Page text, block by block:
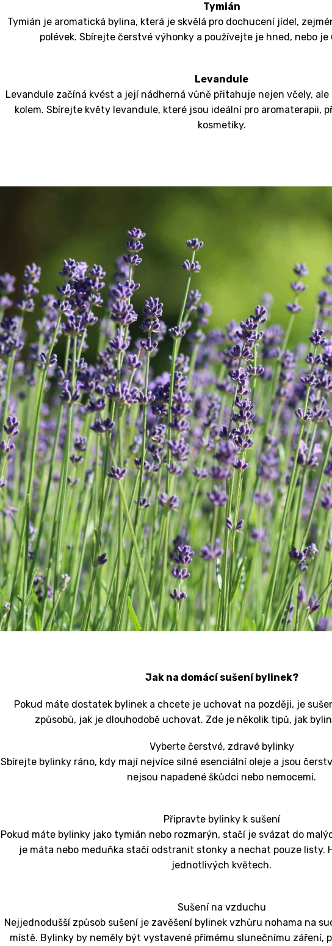
Tymián
Tymián je aromatická bylina, která je skvělá pro dochucení jídel,
polévek. Sbírejte čerstvé výhonky a používejte je hned, nebo je
Levandule
Levandule začíná kvést a její nádherná vůně přitahuje nejen včely, ale
kolem. Sbírejte květy levandule, které jsou ideální pro aromaterapii,
kosmetiky.
Jak na domácí sušení bylinek?
Pokud máte dostatek bylinek a chcete je uchovat na později, je
způsobů, jak je dlouhodobě uchovat. Zde je několik tipů, jak
Vyberte čerstvé, zdravé bylinky
Sbírejte bylinky ráno, kdy mají nejvíce silné esenciální oleje a jsou
nejsou napadené škůdci nebo nemocemi.
Připravte bylinky k sušení
Pokud máte bylinky jako tymián nebo rozmarýn, stačí je svázat do
je máta nebo meduňka stačí odstranit stonky a nechat pouze listy.
jednotlivých květech.
Sušení na vzduchu
Nejjednodušší způsob sušení je zavěšení bylinek vzhůru nohama na
místě. Bylinky by neměly být vystavené přímému slunečnímu záření,